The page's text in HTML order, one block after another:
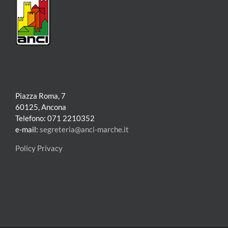
Piazza Roma, 7
60125, Ancona
Telefono: 071 2210352
e-mail: segreteria@anci-marche.it
Policy Privacy